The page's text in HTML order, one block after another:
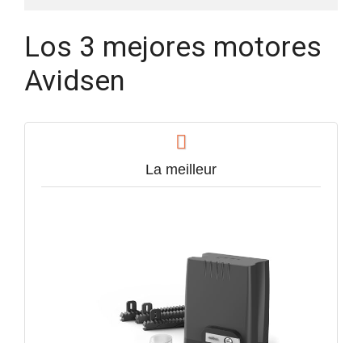
Los 3 mejores motores
Avidsen
La meilleur